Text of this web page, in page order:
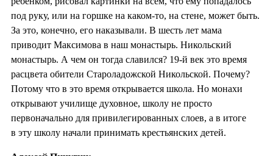
под руку, или на горшке на каком-то, на стене, может быть.
За это, конечно, его наказывали. В шесть лет мама
приводит Максимова в наш монастырь. Никольский
монастырь. А чем он тогда славился? 19-й век это время
расцвета обители Староладожской Никольской. Почему?
Потому что в это время открывается школа. Но монахи
открывают училище духовное, школу не просто
первоначально для привилегированных слоев, а в итоге
в эту школу начали принимать крестьянских детей.